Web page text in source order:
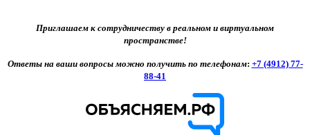
Приглашаем к сотрудничеству в реальном и виртуальном
пространстве!
Ответы на ваши вопросы можно получить по телефонам: +7 (4912) 77-
88-41